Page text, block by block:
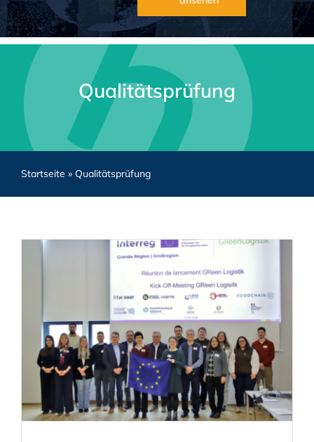
Qualitätsprüfung
Startseite » Qualitätsprüfung